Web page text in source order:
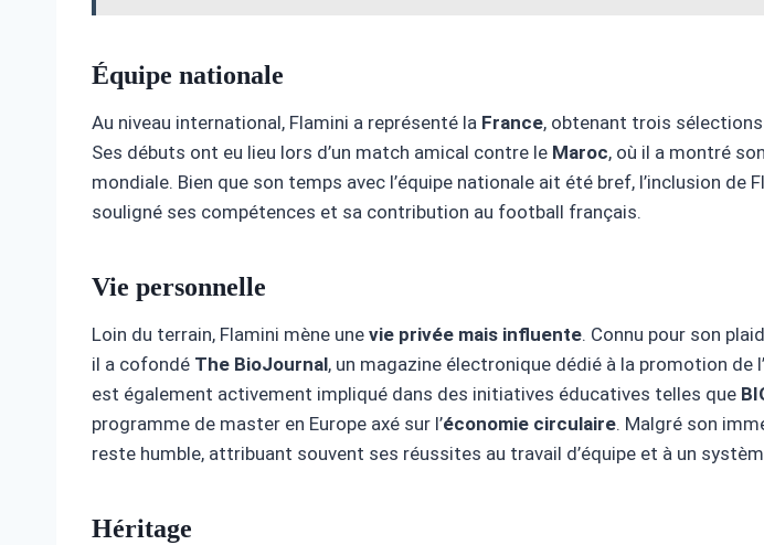
Équipe nationale
Au niveau international, Flamini a représenté la France, obtenant trois
Ses débuts ont eu lieu lors d’un match amical contre le Maroc, où il a montré
mondiale. Bien que son temps avec l’équipe nationale ait été bref, l’inclusion de
souligné ses compétences et sa contribution au football français.
Vie personnelle
Loin du terrain, Flamini mène une vie privée mais influente. Connu pour son
il a cofondé The BioJournal, un magazine électronique dédié à la promotion de
est également activement impliqué dans des initiatives éducatives telles que
programme de master en Europe axé sur l’économie circulaire. Malgré son
reste humble, attribuant souvent ses réussites au travail d’équipe et à un
Héritage